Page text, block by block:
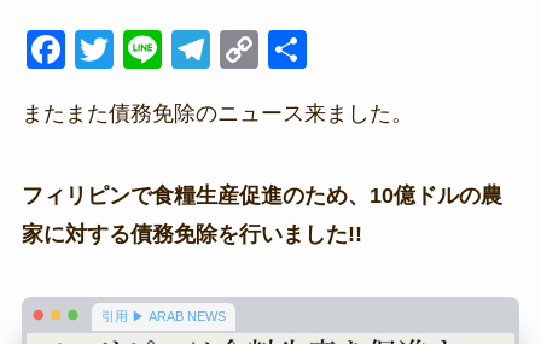
F
c
b
o
k
T
tt
Li
e
T
e
a
m
C
p
Li
n
またまた債務免除のニュース来ました。
フィリピンで食糧生産促進のため、10億ドルの農
家に対する債務免除を行いました!!
引用 ▶ ARAB NEWS